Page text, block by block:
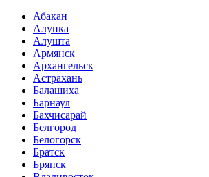
Абакан
Алупка
Алушта
Армянск
Архангельск
Астрахань
Балашиха
Барнаул
Бахчисарай
Белгород
Белогорск
Братск
Брянск